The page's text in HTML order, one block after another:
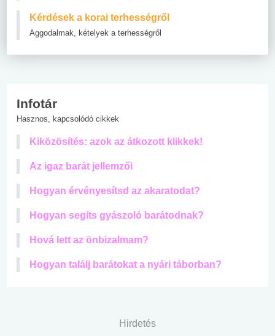
Kérdések a korai terhességről
Aggodalmak, kételyek a terhességről
Infotár
Hasznos, kapcsolódó cikkek
Kiközösítés: azok az átkozott klikkek!
Az igaz barát jellemzői
Hogyan érvényesítsd az akaratodat?
Hogyan segíts gyászoló barátodnak?
Hová lett az önbizalmam?
Hogyan találj barátokat a nyári táborban?
Hirdetés